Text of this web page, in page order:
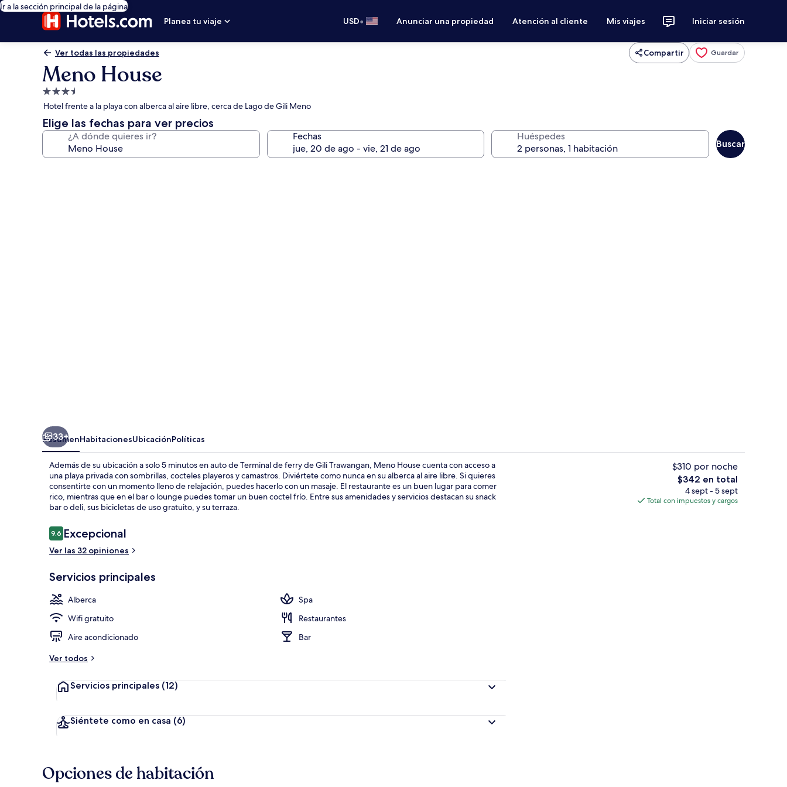
Ir a la sección principal de la página
Planea tu viaje
USD• Anunciar una propiedad Atención al cliente Mis viajes Iniciar sesión
Ver todas las propiedades Compartir Guardar
Meno House
Propiedad
de
3.5
estrellas
Hotel frente a la playa con alberca al aire libre, cerca de Lago de Gili Meno
Elige las fechas para ver precios
¿A dónde quieres ir? Fechas Huéspedes
Buscar
Vista a la playa o el mar 1 habitación, ropa de cama de alta
33+
ResumenHabitacionesUbicaciónPolíticas
Además de su ubicación a solo 5 minutos en auto de Terminal de ferry de Gili Trawangan, Meno House cuenta con acceso a
una playa privada con sombrillas, cocteles playeros y camastros. Diviértete como nunca en su alberca al aire libre. Si quieres
consentirte con un momento lleno de relajación, puedes hacerlo con un masaje. El restaurante es un buen lugar para comer
rico, mientras que en el bar o lounge puedes tomar un buen coctel frío. Entre sus amenidades y servicios destacan su snack
bar o deli, sus bicicletas de uso gratuito, y su terraza.
Opiniones
9.69.6 de 10,
Excepcional
Ver las 32 opiniones
Servicios principales
Alberca
Spa
Wifi gratuito
Restaurantes
Aire acondicionado
Bar
Ver todos
Servicios principales (12)
Siéntete como en casa (6)
$310 por noche
El
precio
total
$342 en total
4 sept - 5 sept
Total con impuestos y cargos
Opciones de habitación